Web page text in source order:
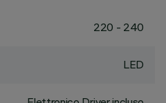
220 - 240
LED